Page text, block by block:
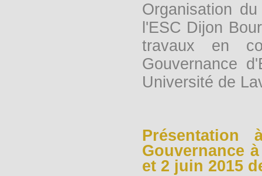
Organisation
l'ESC Dijon
travaux en
Gouvernance
Université de
Présentation
Gouvernance
et 2 juin 2015